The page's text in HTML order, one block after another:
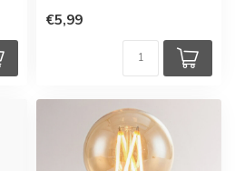
€5,99